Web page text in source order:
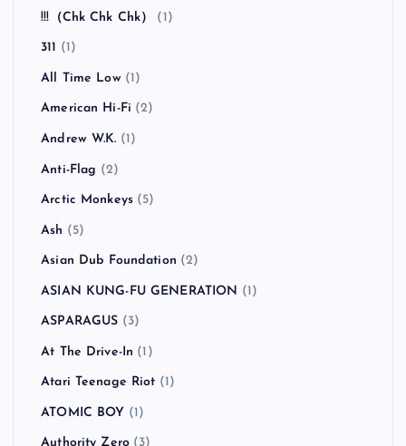
!!!（Chk Chk Chk） (1)
311 (1)
All Time Low(1)
American Hi-Fi (2)
Andrew W.K. (1)
Anti-Flag (2)
Arctic Monkeys (5)
Ash (5)
Asian Dub Foundation (2)
ASIAN KUNG-FU GENERATION (1)
ASPARAGUS (3)
At The Drive-In (1)
Atari Teenage Riot (1)
ATOMIC BOY (1)
Authority Zero (3)